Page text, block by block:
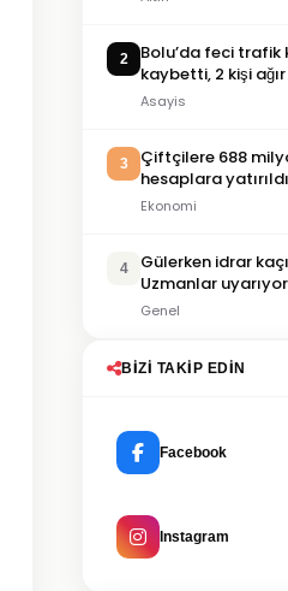
2
Bolu’da feci trafik
kaybetti, 2 kişi
Asayis
3
Çiftçilere 688
hesaplara yatırıldı
Ekonomi
4
Gülerken idrar
Uzmanlar
görülmemeli
Genel
BIZI TAKIP EDIN
Facebook
Instagram